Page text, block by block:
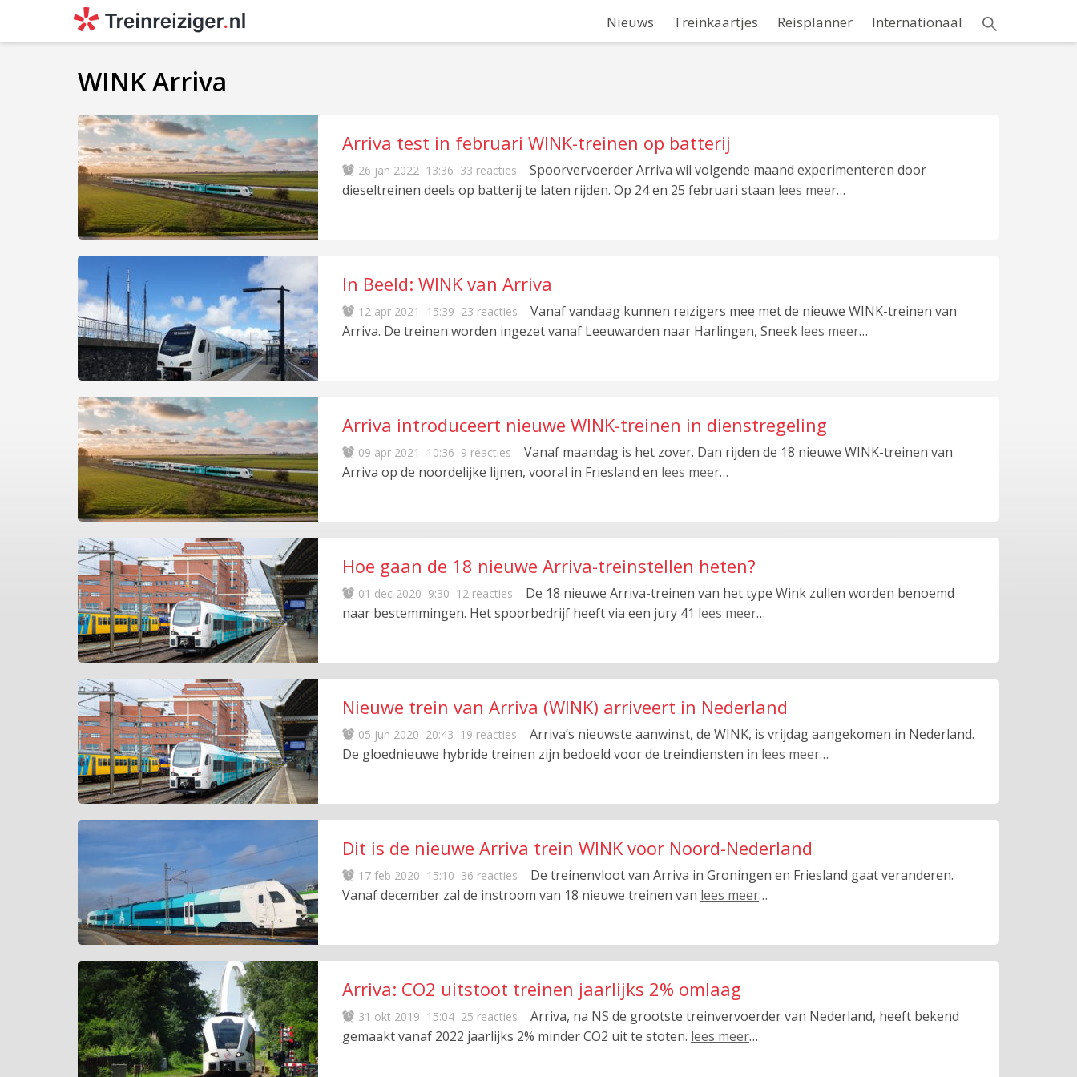
Nieuws Treinkaartjes Reisplanner Internationaal
WINK Arriva
Arriva test in februari WINK-treinen op batterij
26 jan 2022 13:36 33 reacties
Spoorvervoerder Arriva wil volgende maand experimenteren door
dieseltreinen deels op batterij te laten rijden. Op 24 en 25 februari staan lees meer…
In Beeld: WINK van Arriva
12 apr 2021 15:39 23 reacties
Vanaf vandaag kunnen reizigers mee met de nieuwe WINK-treinen van
Arriva. De treinen worden ingezet vanaf Leeuwarden naar Harlingen, Sneek lees meer…
Arriva introduceert nieuwe WINK-treinen in dienstregeling
09 apr 2021 10:36 9 reacties
Vanaf maandag is het zover. Dan rijden de 18 nieuwe WINK-treinen van
Arriva op de noordelijke lijnen, vooral in Friesland en lees meer…
Hoe gaan de 18 nieuwe Arriva-treinstellen heten?
01 dec 2020 9:30 12 reacties
De 18 nieuwe Arriva-treinen van het type Wink zullen worden benoemd
naar bestemmingen. Het spoorbedrijf heeft via een jury 41 lees meer…
Nieuwe trein van Arriva (WINK) arriveert in Nederland
05 jun 2020 20:43 19 reacties
Arriva’s nieuwste aanwinst, de WINK, is vrijdag aangekomen in Nederland.
De gloednieuwe hybride treinen zijn bedoeld voor de treindiensten in lees meer…
Dit is de nieuwe Arriva trein WINK voor Noord-Nederland
17 feb 2020 15:10 36 reacties
De treinenvloot van Arriva in Groningen en Friesland gaat veranderen.
Vanaf december zal de instroom van 18 nieuwe treinen van lees meer…
Arriva: CO2 uitstoot treinen jaarlijks 2% omlaag
31 okt 2019 15:04 25 reacties
Arriva, na NS de grootste treinvervoerder van Nederland, heeft bekend
gemaakt vanaf 2022 jaarlijks 2% minder CO2 uit te stoten. lees meer…